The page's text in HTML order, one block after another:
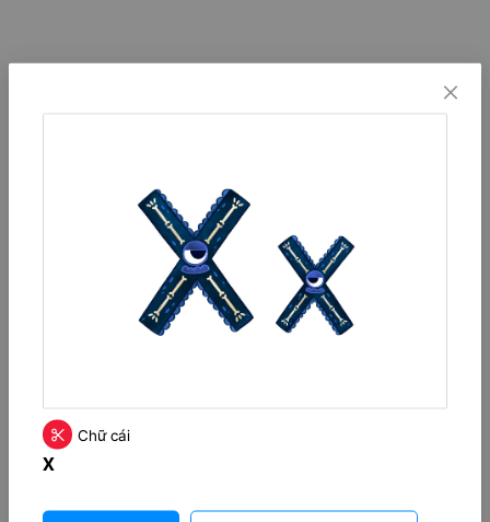
Chữ cái
X